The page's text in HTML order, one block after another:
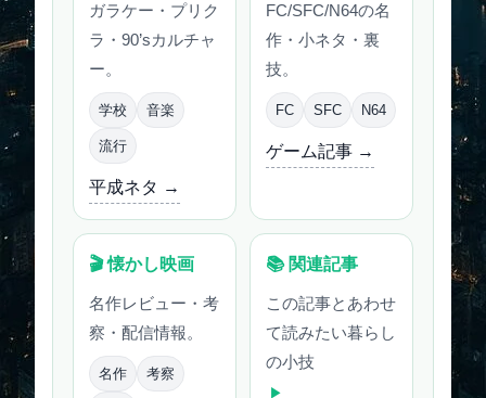
ガラケー・プリク
ラ・90’sカルチャ
ー。
学校 音楽
流行
平成ネタ →
FC/SFC/N64の名
作・小ネタ・裏
技。
FC SFC N64
ゲーム記事 →
🎬 懐かし映画
名作レビュー・考
察・配信情報。
名作 考察
📚 関連記事
この記事とあわせ
て読みたい暮らし
の小技